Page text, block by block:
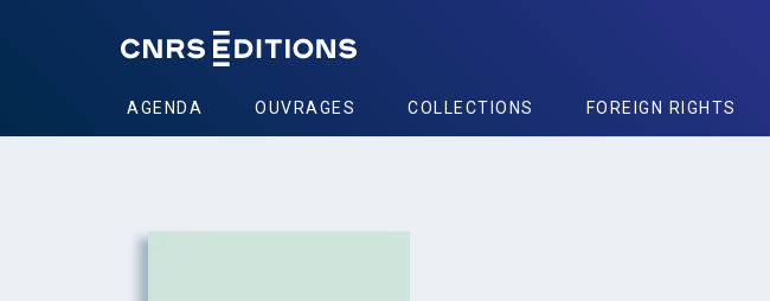
AGENDA OUVRAGES COLLECTIONS FOREIGN RIGHTS